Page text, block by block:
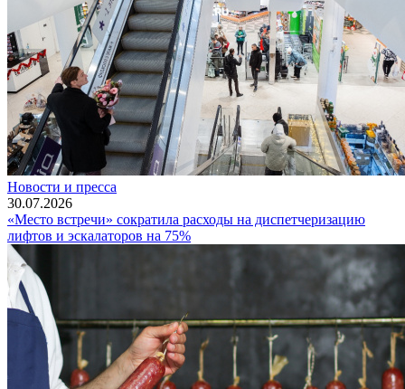
Новости и пресса
30.07.2026
«Место встречи» сократила расходы на диспетчеризацию
лифтов и эскалаторов на 75%